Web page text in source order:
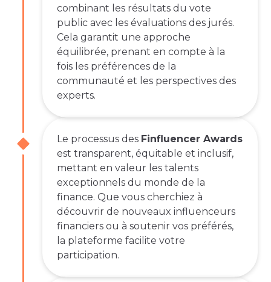
combinant les résultats du vote
public avec les évaluations des jurés.
Cela garantit une approche
équilibrée, prenant en compte à la
fois les préférences de la
communauté et les perspectives des
experts.
Le processus des Finfluencer Awards
est transparent, équitable et inclusif,
mettant en valeur les talents
exceptionnels du monde de la
finance. Que vous cherchiez à
découvrir de nouveaux influenceurs
financiers ou à soutenir vos préférés,
la plateforme facilite votre
participation.